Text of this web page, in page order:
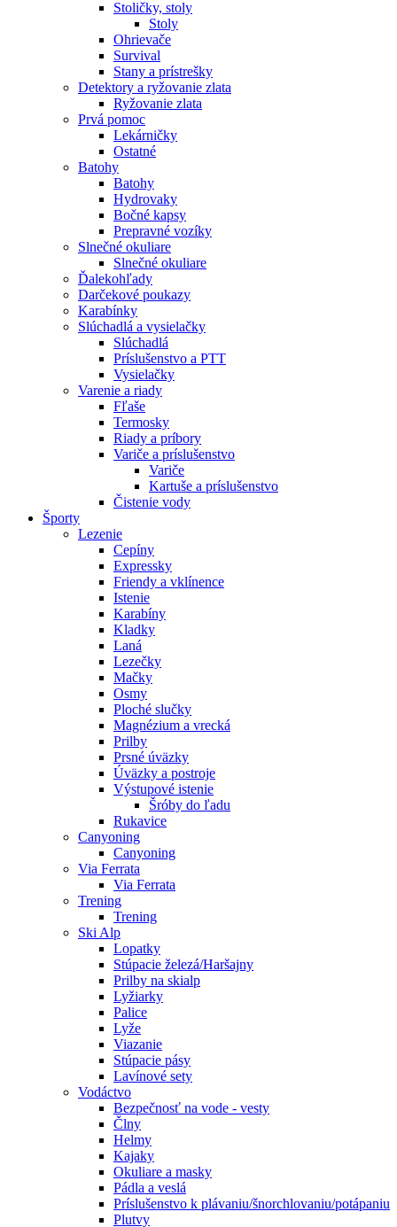
Stoličky, stoly
Stoly
Ohrievače
Survival
Stany a prístrešky
Detektory a ryžovanie zlata
Ryžovanie zlata
Prvá pomoc
Lekárničky
Ostatné
Batohy
Batohy
Hydrovaky
Bočné kapsy
Prepravné vozíky
Slnečné okuliare
Slnečné okuliare
Ďalekohľady
Darčekové poukazy
Karabínky
Slúchadlá a vysielačky
Slúchadlá
Príslušenstvo a PTT
Vysielačky
Varenie a riady
Fľaše
Termosky
Riady a príbory
Variče a príslušenstvo
Variče
Kartuše a príslušenstvo
Čistenie vody
Športy
Lezenie
Cepíny
Expressky
Friendy a vklínence
Istenie
Karabíny
Kladky
Laná
Lezečky
Mačky
Osmy
Ploché slučky
Magnézium a vrecká
Prilby
Prsné úväzky
Úväzky a postroje
Výstupové istenie
Šróby do ľadu
Rukavice
Canyoning
Canyoning
Via Ferrata
Via Ferrata
Trening
Trening
Ski Alp
Lopatky
Stúpacie železá/Haršajny
Prilby na skialp
Lyžiarky
Palice
Lyže
Viazanie
Stúpacie pásy
Lavínové sety
Vodáctvo
Bezpečnosť na vode - vesty
Člny
Helmy
Kajaky
Okuliare a masky
Pádla a veslá
Príslušenstvo k plávaniu/šnorchlovaniu/potápaniu
Plutvy